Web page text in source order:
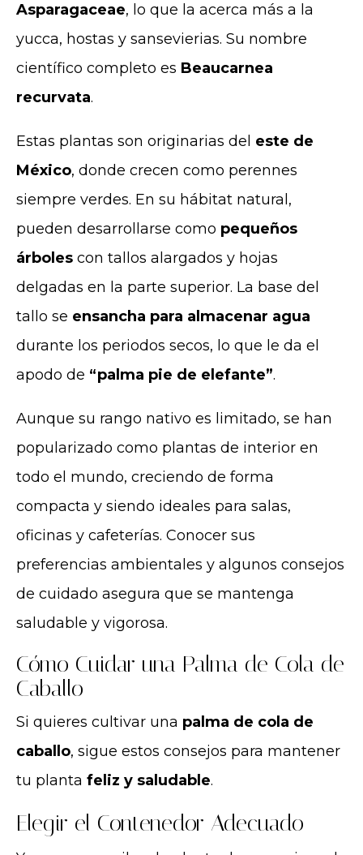
Asparagaceae, lo que la acerca más a la
yucca, hostas y sansevierias. Su nombre
científico completo es Beaucarnea
recurvata.
Estas plantas son originarias del este de
México, donde crecen como perennes
siempre verdes. En su hábitat natural,
pueden desarrollarse como pequeños
árboles con tallos alargados y hojas
delgadas en la parte superior. La base del
tallo se ensancha para almacenar agua
durante los periodos secos, lo que le da el
apodo de “palma pie de elefante”.
Aunque su rango nativo es limitado, se han
popularizado como plantas de interior en
todo el mundo, creciendo de forma
compacta y siendo ideales para salas,
oficinas y cafeterías. Conocer sus
preferencias ambientales y algunos consejos
de cuidado asegura que se mantenga
saludable y vigorosa.
Cómo Cuidar una Palma de Cola de
Caballo
Si quieres cultivar una palma de cola de
caballo, sigue estos consejos para mantener
tu planta feliz y saludable.
Elegir el Contenedor Adecuado